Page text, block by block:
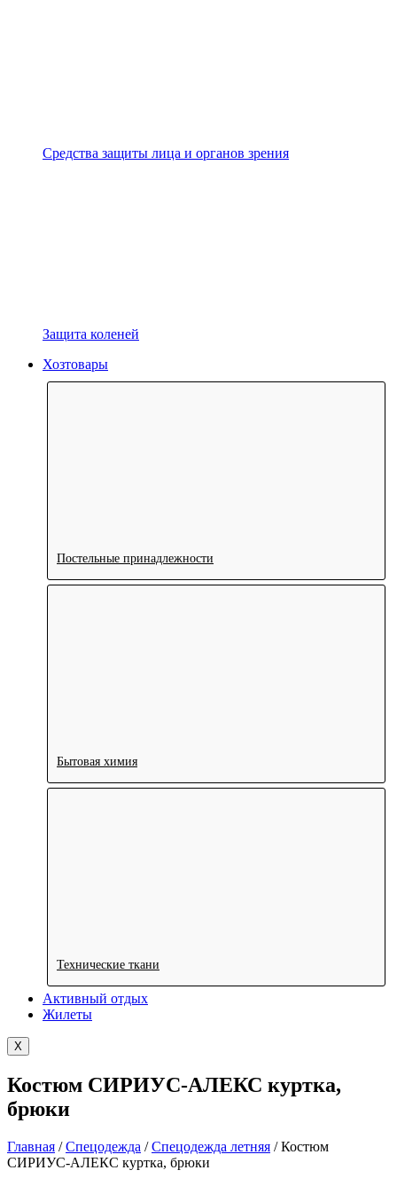
Средства защиты лица и органов зрения
Защита коленей
Хозтовары
Постельные принадлежности
Бытовая химия
Технические ткани
Активный отдых
Жилеты
X
Костюм СИРИУС-АЛЕКС куртка,
брюки
Главная /Спецодежда /Спецодежда летняя / Костюм
СИРИУС-АЛЕКС куртка, брюки